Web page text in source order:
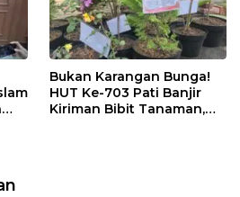
Bukan Karangan Bunga!
HUT Ke-703 Pati Banjir
Kiriman Bibit Tanaman,